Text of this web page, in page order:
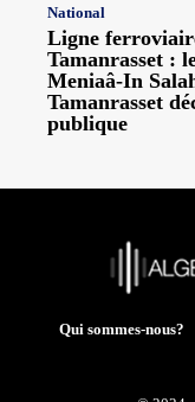
National
Ligne
Tamanrasset :
Meniaâ-In
Tamanrasset
publique
Qui sommes-nous?